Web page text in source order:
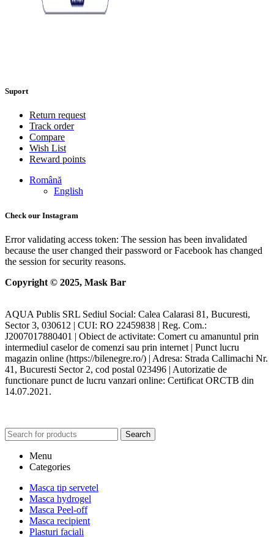
Suport
Return request
Track order
Compare
Wish List
Reward points
Română
English
Check our Instagram
Error validating access token: The session has been invalidated
because the user changed their password or Facebook has changed
the session for security reasons.
Copyright © 2025, Mask Bar
AQUA Publis SRL Sediul Social: Calea Calarasi 81, Bucuresti,
Sector 3, 030612 | CUI: RO 22459838 | Reg. Com.:
J2007017880401 | Obiect de activitate: Comert cu amanuntul prin
intermediul caselor de comenzi sau prin internet | Punct lucru
magazin online (https://bilenegre.ro/) | Adresa: Strada Callimachi Nr.
41, Bucuresti Sector 2, cod postal 023496 | Autorizatie de
functionare punct de lucru vanzari online: Certificat ORCTB din
14.07.2021.
Search
Menu
Categories
Masca tip servetel
Masca hydrogel
Masca Peel-off
Masca recipient
Plasturi faciali